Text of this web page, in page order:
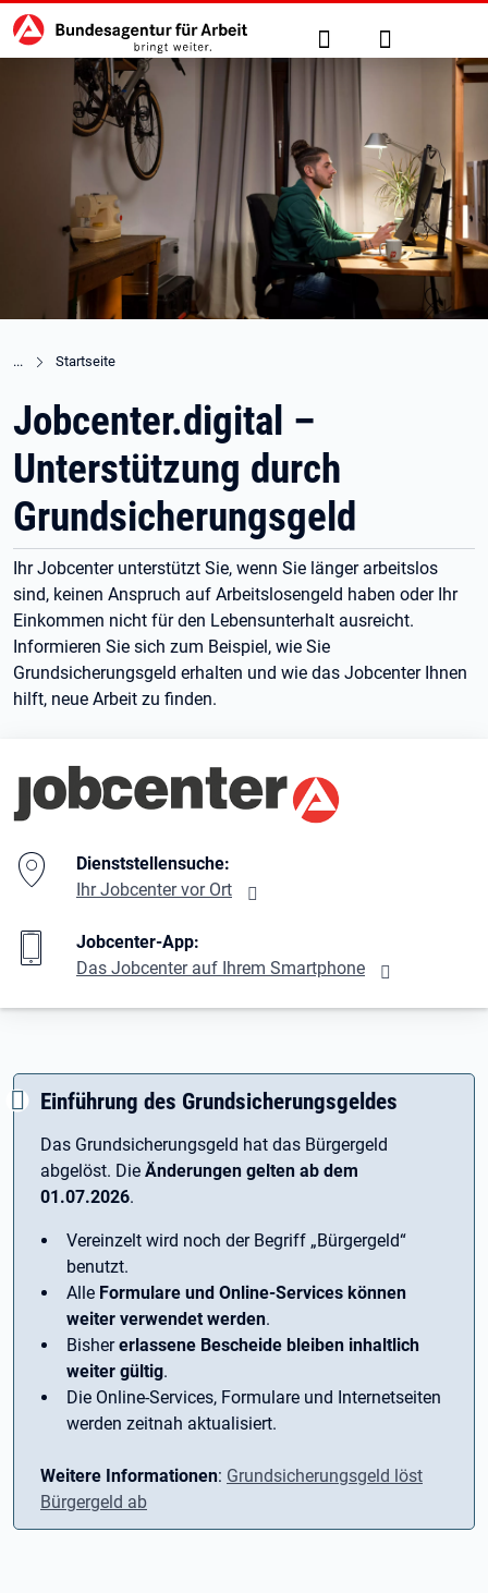
zu den Hauptinhalten springen
Hauptnavigation Suche Anmelden
Startseite
Jobcenter.digital –
Unterstützung durch
Grundsicherungsgeld
Ihr Jobcenter unterstützt Sie, wenn Sie länger arbeitslos
sind, keinen Anspruch auf Arbeitslosengeld haben oder Ihr
Einkommen nicht für den Lebensunterhalt ausreicht.
Informieren Sie sich zum Beispiel, wie Sie
Grundsicherungsgeld erhalten und wie das Jobcenter Ihnen
hilft, neue Arbeit zu finden.
Branding-Bereich Beschreibung
Dienststellensuche:
Ihr Jobcenter vor Ort
Jobcenter-App:
Das Jobcenter auf Ihrem Smartphone
Einführung des Grundsicherungsgeldes
Das Grundsicherungsgeld hat das Bürgergeld
abgelöst. Die Änderungen gelten ab dem
01.07.2026.
Vereinzelt wird noch der Begriff ­„Bürgergeld“
benutzt.
Alle Formulare und Online-Services können
weiter verwendet werden.
Bishererlassene Bescheide bleiben inhaltlich
weiter gültig.
Die Online-Services, Formulare und Internetseiten
werden zeitnah aktualisiert.
Weitere Informationen: Grundsicherungsgeld löst
Bürgergeld ab